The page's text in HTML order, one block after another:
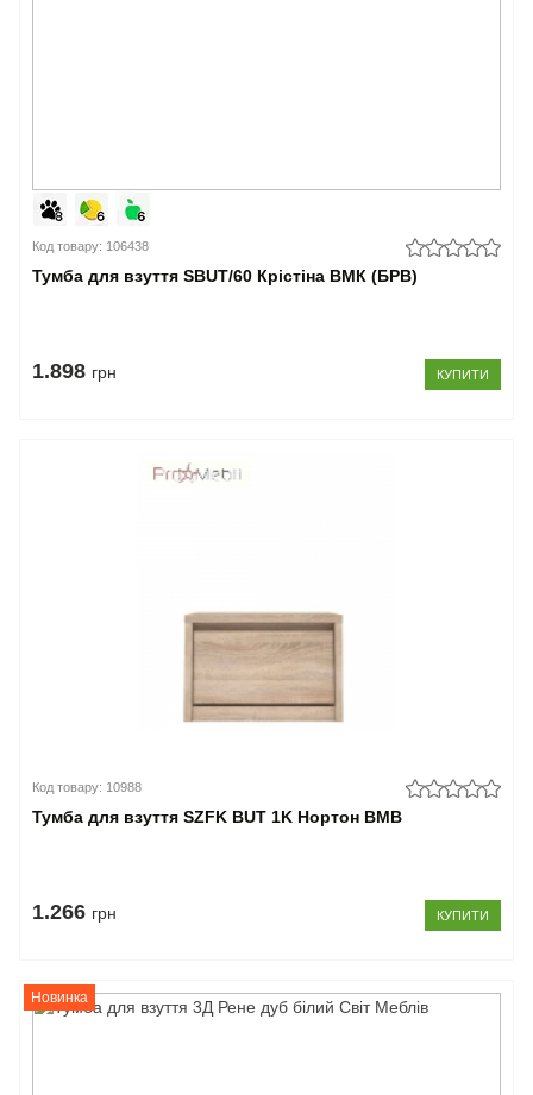
Код товару: 106438
Тумба для взуття SBUT/60 Крістіна ВМК (БРВ)
1.898 грн КУПИТИ
Код товару: 10988
Тумба для взуття SZFK BUT 1K Нортон ВМВ
1.266 грн КУПИТИ
Новинка